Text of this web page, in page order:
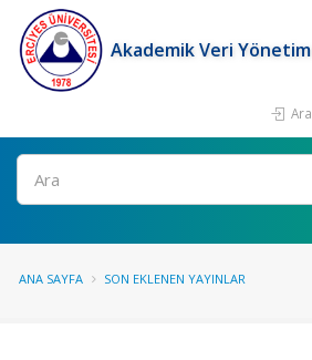
Akademik Veri
Ara
ANA SAYFA SON EKLENEN YAYINLAR